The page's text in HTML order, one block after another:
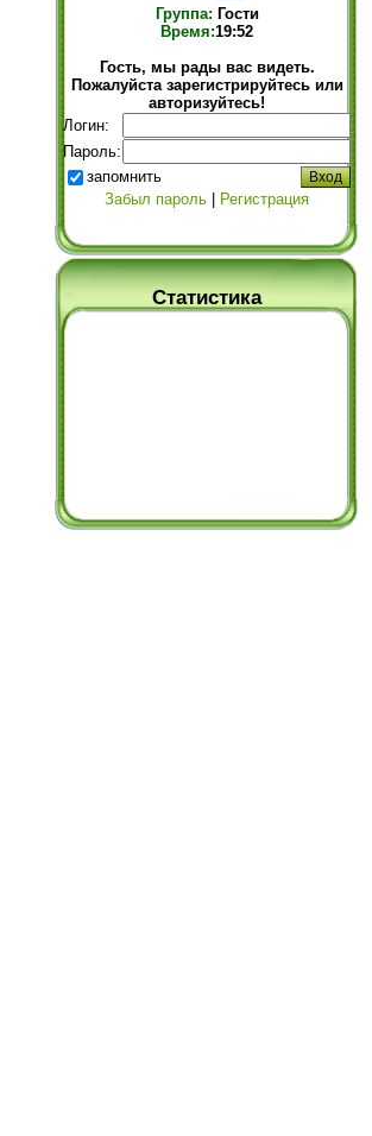
Группа: Гости
Время:19:52
Гость, мы рады вас видеть.
Пожалуйста зарегистрируйтесь или
авторизуйтесь!
Логин:
Пароль:
запомнить
Забыл пароль
Регистрация
Статистика